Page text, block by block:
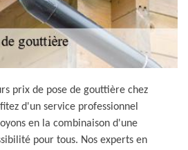
prix de pose de gouttière chez
d'un service professionnel
en la combinaison d'une
pour tous. Nos experts en